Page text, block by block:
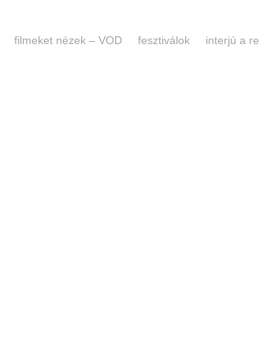
filmeket nézek – VOD fesztiválok interjú a